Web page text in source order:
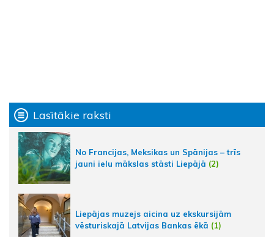
Lasītākie raksti
No Francijas, Meksikas un Spānijas – trīs
jauni ielu mākslas stāsti Liepājā (2)
Liepājas muzejs aicina uz ekskursijām
vēsturiskajā Latvijas Bankas ēkā (1)